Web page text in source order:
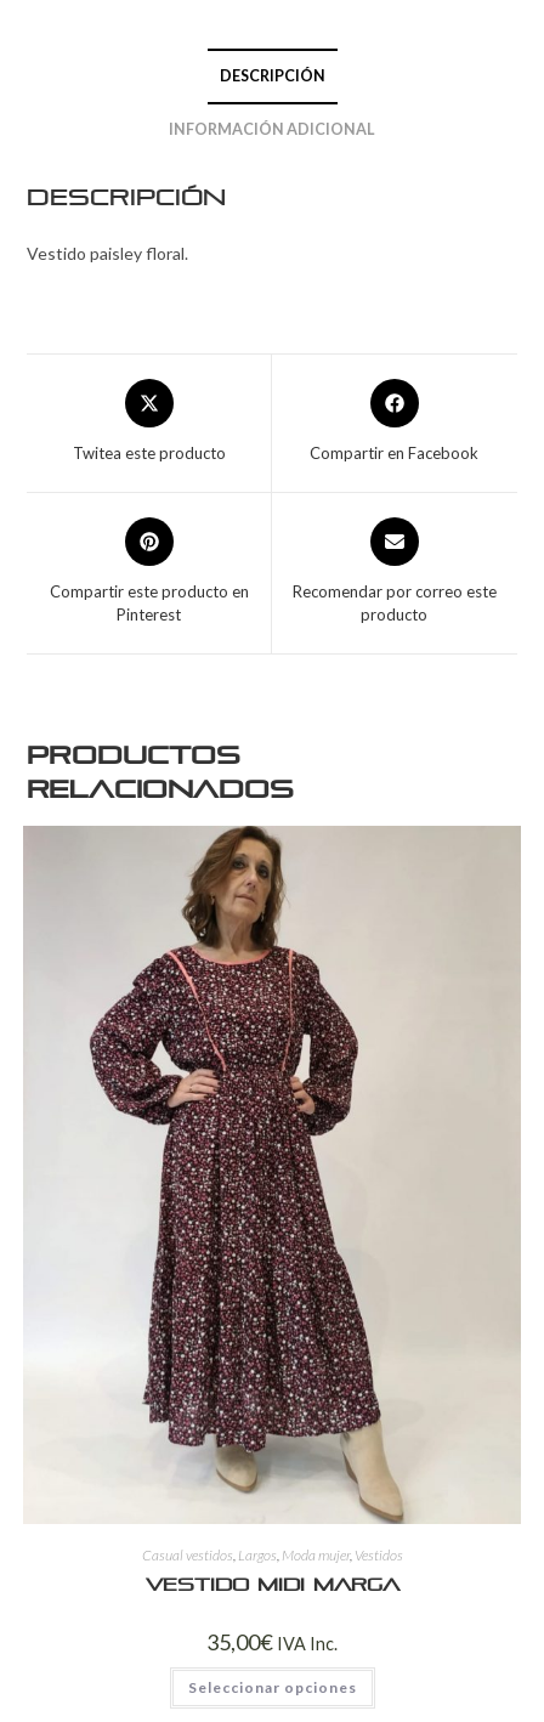
DESCRIPCIÓN
INFORMACIÓN ADICIONAL
Descripción
Vestido paisley floral.
Twitea este producto Compartir en Facebook
Compartir este producto en
Pinterest
Recomendar por correo este
producto
Productos
relacionados
Casual vestidos Largos Moda mujer, Vestidos
Vestido midi Marga
35,00€ IVA Inc.
Seleccionar opciones